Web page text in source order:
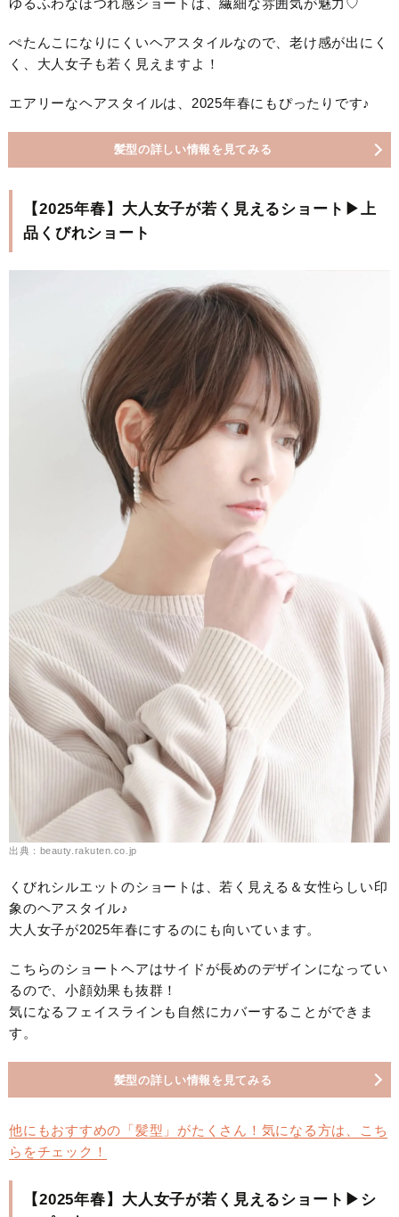
ぺたんこになりにくいヘアスタイルなので、老け感が出にく
く、大人女子も若く見えますよ！
エアリーなヘアスタイルは、2025年春にもぴったりです♪
髪型の詳しい情報を見てみる
【2025年春】大人女子が若く見えるショート▶上
品くびれショート
出典：beauty.rakuten.co.jp
くびれシルエットのショートは、若く見える＆女性らしい印
象のヘアスタイル♪
大人女子が2025年春にするのにも向いています。
こちらのショートヘアはサイドが長めのデザインになってい
るので、小顔効果も抜群！
気になるフェイスラインも自然にカバーすることができま
す。
髪型の詳しい情報を見てみる
他にもおすすめの「髪型」がたくさん！気になる方は、こち
らをチェック！
【2025年春】大人女子が若く見えるショート▶シ